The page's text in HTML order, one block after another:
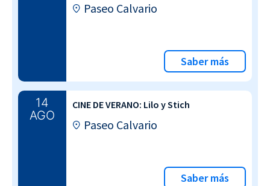
Paseo Calvario
Saber más
14
AGO
CINE DE VERANO: Lilo y Stich
Paseo Calvario
Saber más